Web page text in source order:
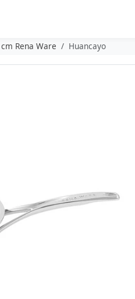
Rena Ware Huancayo